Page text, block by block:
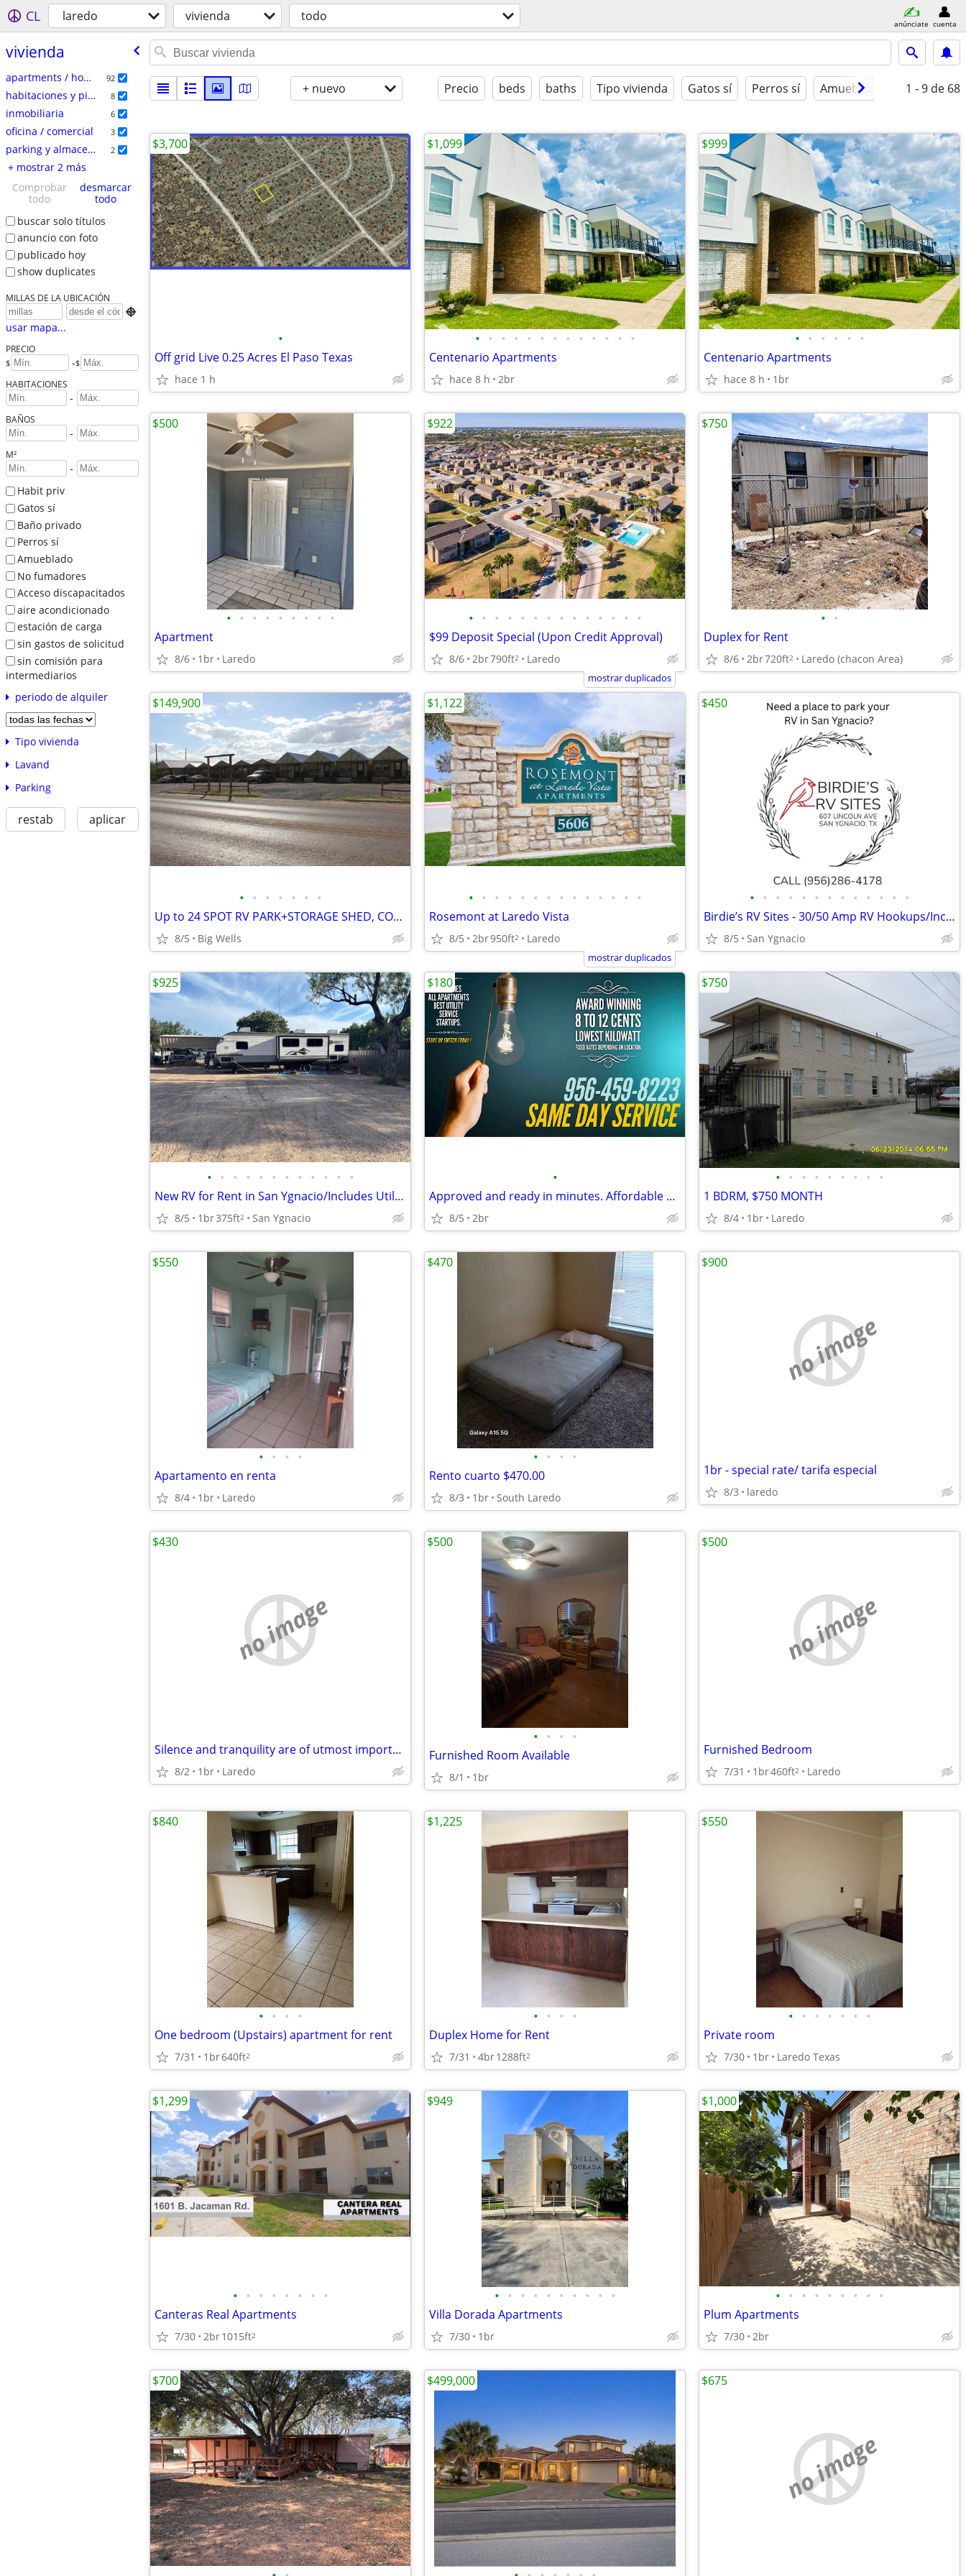
CL laredo vivienda todo anúnciate cuenta
vivienda
apartments / housing for rent 92
habitaciones y pisos compartidos 8
inmobiliaria 6
oficina / comercial 3
parking y almacenamiento 2
+ mostrar 2 más
Comprobar
todo
desmarcar
todo
buscar solo títulos
anuncio con foto
publicado hoy
show duplicates
MILLAS DE LA UBICACIÓN

usar mapa...
PRECIO
$ -$
HABITACIONES
-
BAÑOS
-
M²
-
Habit priv
Gatos sí
Baño privado
Perros sí
Amueblado
No fumadores
Acceso discapacitados
aire acondicionado
estación de carga
sin gastos de solicitud
sin comisión para
intermediarios
periodo de alquiler
Tipo vivienda
Lavand
Parking
restab aplicar
+ nuevo Precio beds baths Tipo vivienda Gatos sí Perros sí Amueblado 1 - 9 de 68
•
Off grid Live 0.25 Acres El Paso Texas
hace 1 h
$3,700
• • • • • • • • • • • • •
Centenario Apartments
hace 8 h 2br
$1,099
• • • • • •
Centenario Apartments
hace 8 h 1br
$999
• • • • • • • • •
Apartment
8/6 1br Laredo
$500
• • • • • • • • • • • • • •
$99 Deposit Special (Upon Credit Approval)
8/6 2br790ft2 Laredo
$922
mostrar duplicados
• •
Duplex for Rent
8/6 2br720ft2 Laredo (chacon Area)
$750
• • • • • • •
Up to 24 SPOT RV PARK+STORAGE SHED, COMPANY OFFICE/YARD, EMPLOYEE LODG
8/5 Big Wells
$149,900
• • • • • • • • • • • • • •
Rosemont at Laredo Vista
8/5 2br950ft2 Laredo
$1,122
mostrar duplicados
• • • • • • • • • • • • •
Birdie’s RV Sites - 30/50 Amp RV Hookups/Includes Utilities
8/5 San Ygnacio
$450
• • • • • • • • • • • •
New RV for Rent in San Ygnacio/Includes Utilities
8/5 1br375ft2 San Ygnacio
$925
•
Approved and ready in minutes. Affordable same day startups
8/5 2br
$180
• • • • • • • • •
1 BDRM, $750 MONTH
8/4 1br Laredo
$750
• • • •
Apartamento en renta
8/4 1br Laredo
$550
• • • •
Rento cuarto $470.00
8/3 1br South Laredo
$470
no image
1br - special rate/ tarifa especial
8/3 laredo
$900
no image
Silence and tranquility are of utmost importance
8/2 1br Laredo
$430
• • • •
Furnished Room Available
8/1 1br
$500
no image
Furnished Bedroom
7/31 1br460ft2 Laredo
$500
• • • •
One bedroom (Upstairs) apartment for rent
7/31 1br640ft2
$840
• • • •
Duplex Home for Rent
7/31 4br1288ft2
$1,225
• • • • • • •
Private room
7/30 1br Laredo Texas
$550
• • • • • • • •
Canteras Real Apartments
7/30 2br1015ft2
$1,299
• • • • • • • • • •
Villa Dorada Apartments
7/30 1br
$949
• • • • • • • • •
Plum Apartments
7/30 2br
$1,000
$700 $499,000
no image
$675